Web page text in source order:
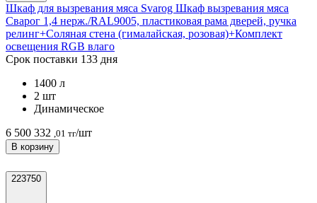
Шкаф для вызревания мяса Svarog Шкаф вызревания мяса
Сварог 1,4 нерж./RAL9005, пластиковая рама дверей, ручка
релинг+Соляная стена (гималайская, розовая)+Комплект
освещения RGB влаго
Срок поставки 133 дня
1400 л
2 шт
Динамическое
6 500 332 ,01 тг/шт
В корзину
223750